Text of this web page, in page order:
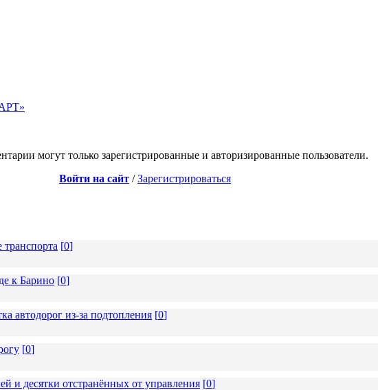
могут только зарегистрированные и авторизированные пользователи.
Войти на сайт /Зарегистрироваться
[0]
к Барино [0]
автодорог из-за подтопления [0]
[0]
и десятки отстранённых от управления [0]